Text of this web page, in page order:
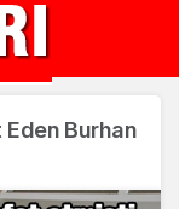
Burhan